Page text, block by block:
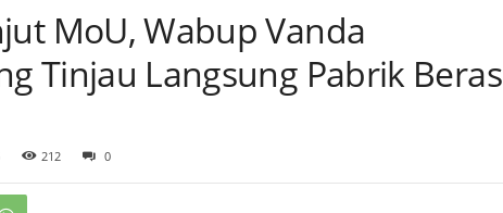
MoU, Wabup Vanda
Tinjau Langsung Pabrik Beras
212 0